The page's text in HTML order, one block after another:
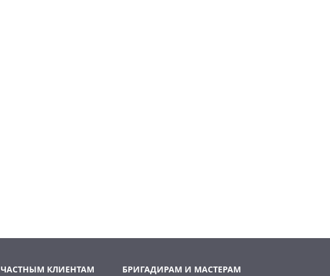
ЧАСТНЫМ КЛИЕНТАМ БРИГАДИРАМ И МАСТЕРАМ